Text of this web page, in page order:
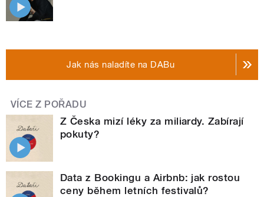
Jak nás naladíte na DABu
VÍCE Z POŘADU
Z Česka mizí léky za miliardy. Zabírají
pokuty?
Data z Bookingu a Airbnb: jak rostou
ceny během letních festivalů?